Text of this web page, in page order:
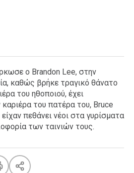
ο Brandon Lee, στην
καθώς βρήκε τραγικό θάνατο
του ηθοποιού, έχει
του πατέρα του, Bruce
πεθάνει νέοι στα γυρίσματα
των ταινιών τους.